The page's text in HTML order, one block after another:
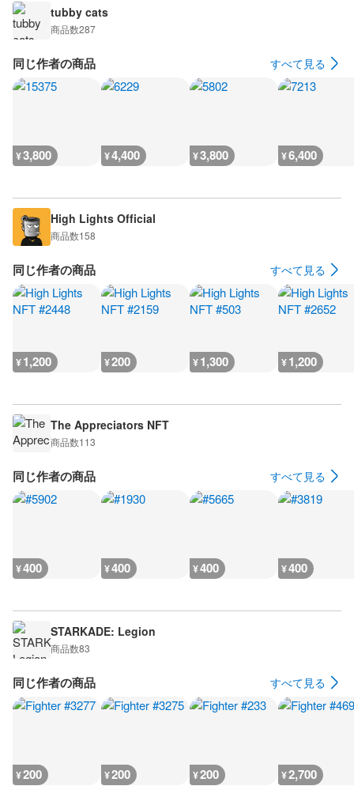
tubby cats
商品数287
同じ作者の商品 すべて見る
¥3,800 ¥4,400 ¥3,800 ¥6,400
High Lights Official
商品数158
同じ作者の商品 すべて見る
¥1,200 ¥200 ¥1,300 ¥1,200
The Appreciators NFT
商品数113
同じ作者の商品 すべて見る
¥400 ¥400 ¥400 ¥400
STARKADE: Legion
商品数83
同じ作者の商品 すべて見る
¥200 ¥200 ¥200 ¥2,700